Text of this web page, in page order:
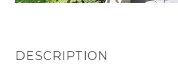
DESCRIPTION